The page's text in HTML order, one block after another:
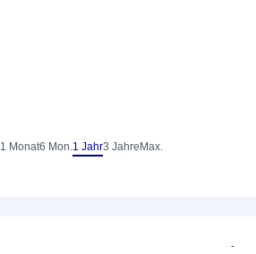
1 Monat6 Mon.1 Jahr3 Jahre Max.
-